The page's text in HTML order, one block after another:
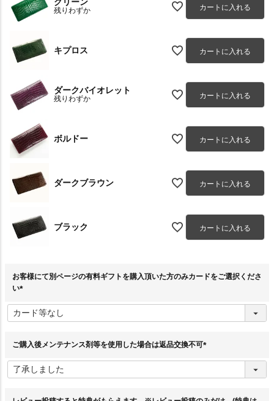
グリーン
残りわずか カートに入れる
キプロス カートに入れる
ダークバイオレット
残りわずか カートに入れる
ボルドー カートに入れる
ダークブラウン カートに入れる
ブラック カートに入れる
お客様にて別ページの有料ギフトを購入頂いた方のみカードをご選択くださ
い
必
須
ご購入後メンテナンス剤等を使用した場合は返品交換不可
須